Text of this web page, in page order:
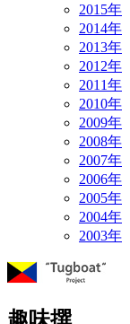
2015年
2014年
2013年
2012年
2011年
2010年
2009年
2008年
2007年
2006年
2005年
2004年
2003年
趣味撰